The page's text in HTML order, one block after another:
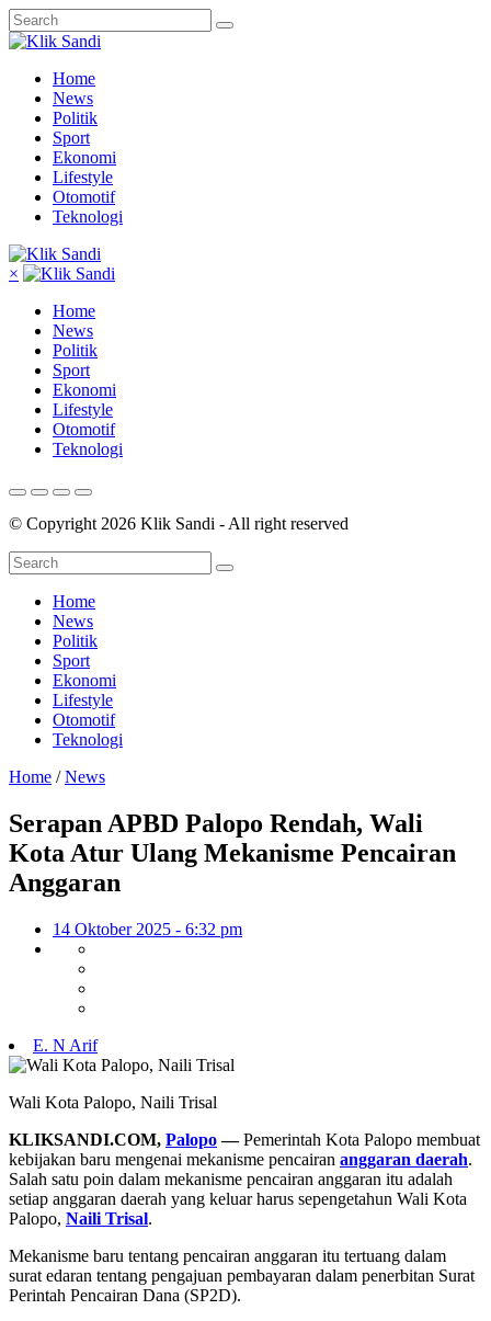
Home
News
Politik
Sport
Ekonomi
Lifestyle
Otomotif
Teknologi
×
Home
News
Politik
Sport
Ekonomi
Lifestyle
Otomotif
Teknologi
© Copyright 2026 Klik Sandi - All right reserved
Home
News
Politik
Sport
Ekonomi
Lifestyle
Otomotif
Teknologi
Home /News
Serapan APBD Palopo Rendah, Wali
Kota Atur Ulang Mekanisme Pencairan
Anggaran
14 Oktober 2025 - 6:32 pm
E. N Arif
Wali Kota Palopo, Naili Trisal
KLIKSANDI.COM, Palopo—Pemerintah Kota Palopo membuat
kebijakan baru mengenai mekanisme pencairan anggaran daerah.
Salah satu poin dalam mekanisme pencairan anggaran itu adalah
setiap anggaran daerah yang keluar harus sepengetahun Wali Kota
Palopo, Naili Trisal.
Mekanisme baru tentang pencairan anggaran itu tertuang dalam
surat edaran tentang pengajuan pembayaran dalam penerbitan Surat
Perintah Pencairan Dana (SP2D).